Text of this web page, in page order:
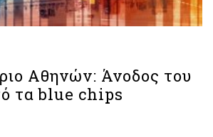
Aθηνών: Άνοδος του
τα blue chips